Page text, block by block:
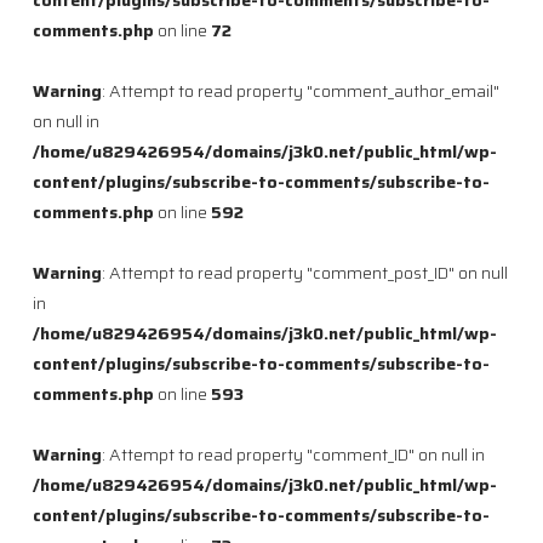
comments.php on line 72
Warning: Attempt to read property "comment_author_email"
on null in
/home/u829426954/domains/j3k0.net/public_html/wp-
content/plugins/subscribe-to-comments/subscribe-to-
comments.php on line 592
Warning: Attempt to read property "comment_post_ID" on null
in
/home/u829426954/domains/j3k0.net/public_html/wp-
content/plugins/subscribe-to-comments/subscribe-to-
comments.php on line 593
Warning: Attempt to read property "comment_ID" on null in
/home/u829426954/domains/j3k0.net/public_html/wp-
content/plugins/subscribe-to-comments/subscribe-to-